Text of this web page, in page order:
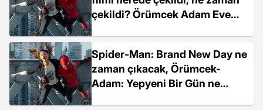
çekildi? Örümcek Adam Eve
Spider-Man: Brand New Day ne
zaman çıkacak, Örümcek-
Adam: Yepyeni Bir Gün ne